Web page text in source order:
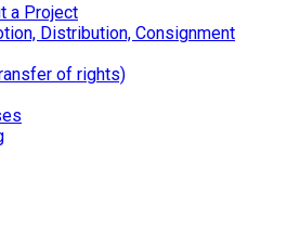
a Project
Distribution, Consignment
of rights)